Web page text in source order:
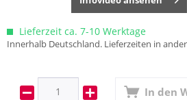
Lieferzeit ca. 7-10 Werktage
Innerhalb Deutschland. Lieferzeiten in
In den